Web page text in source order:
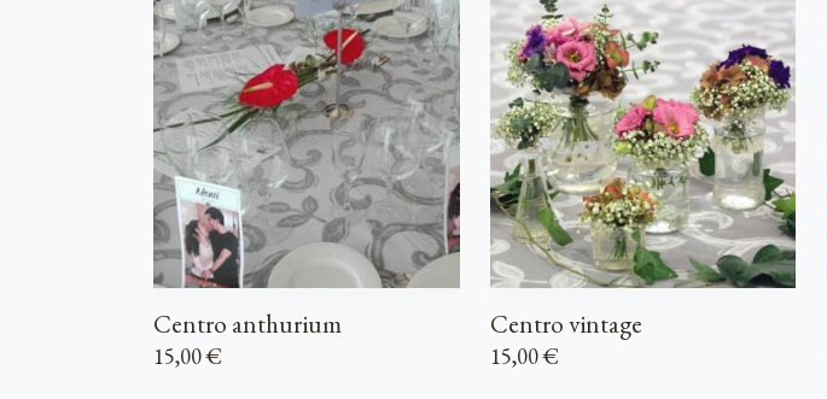
Centro anthurium
15,00 €
Centro vintage
15,00 €